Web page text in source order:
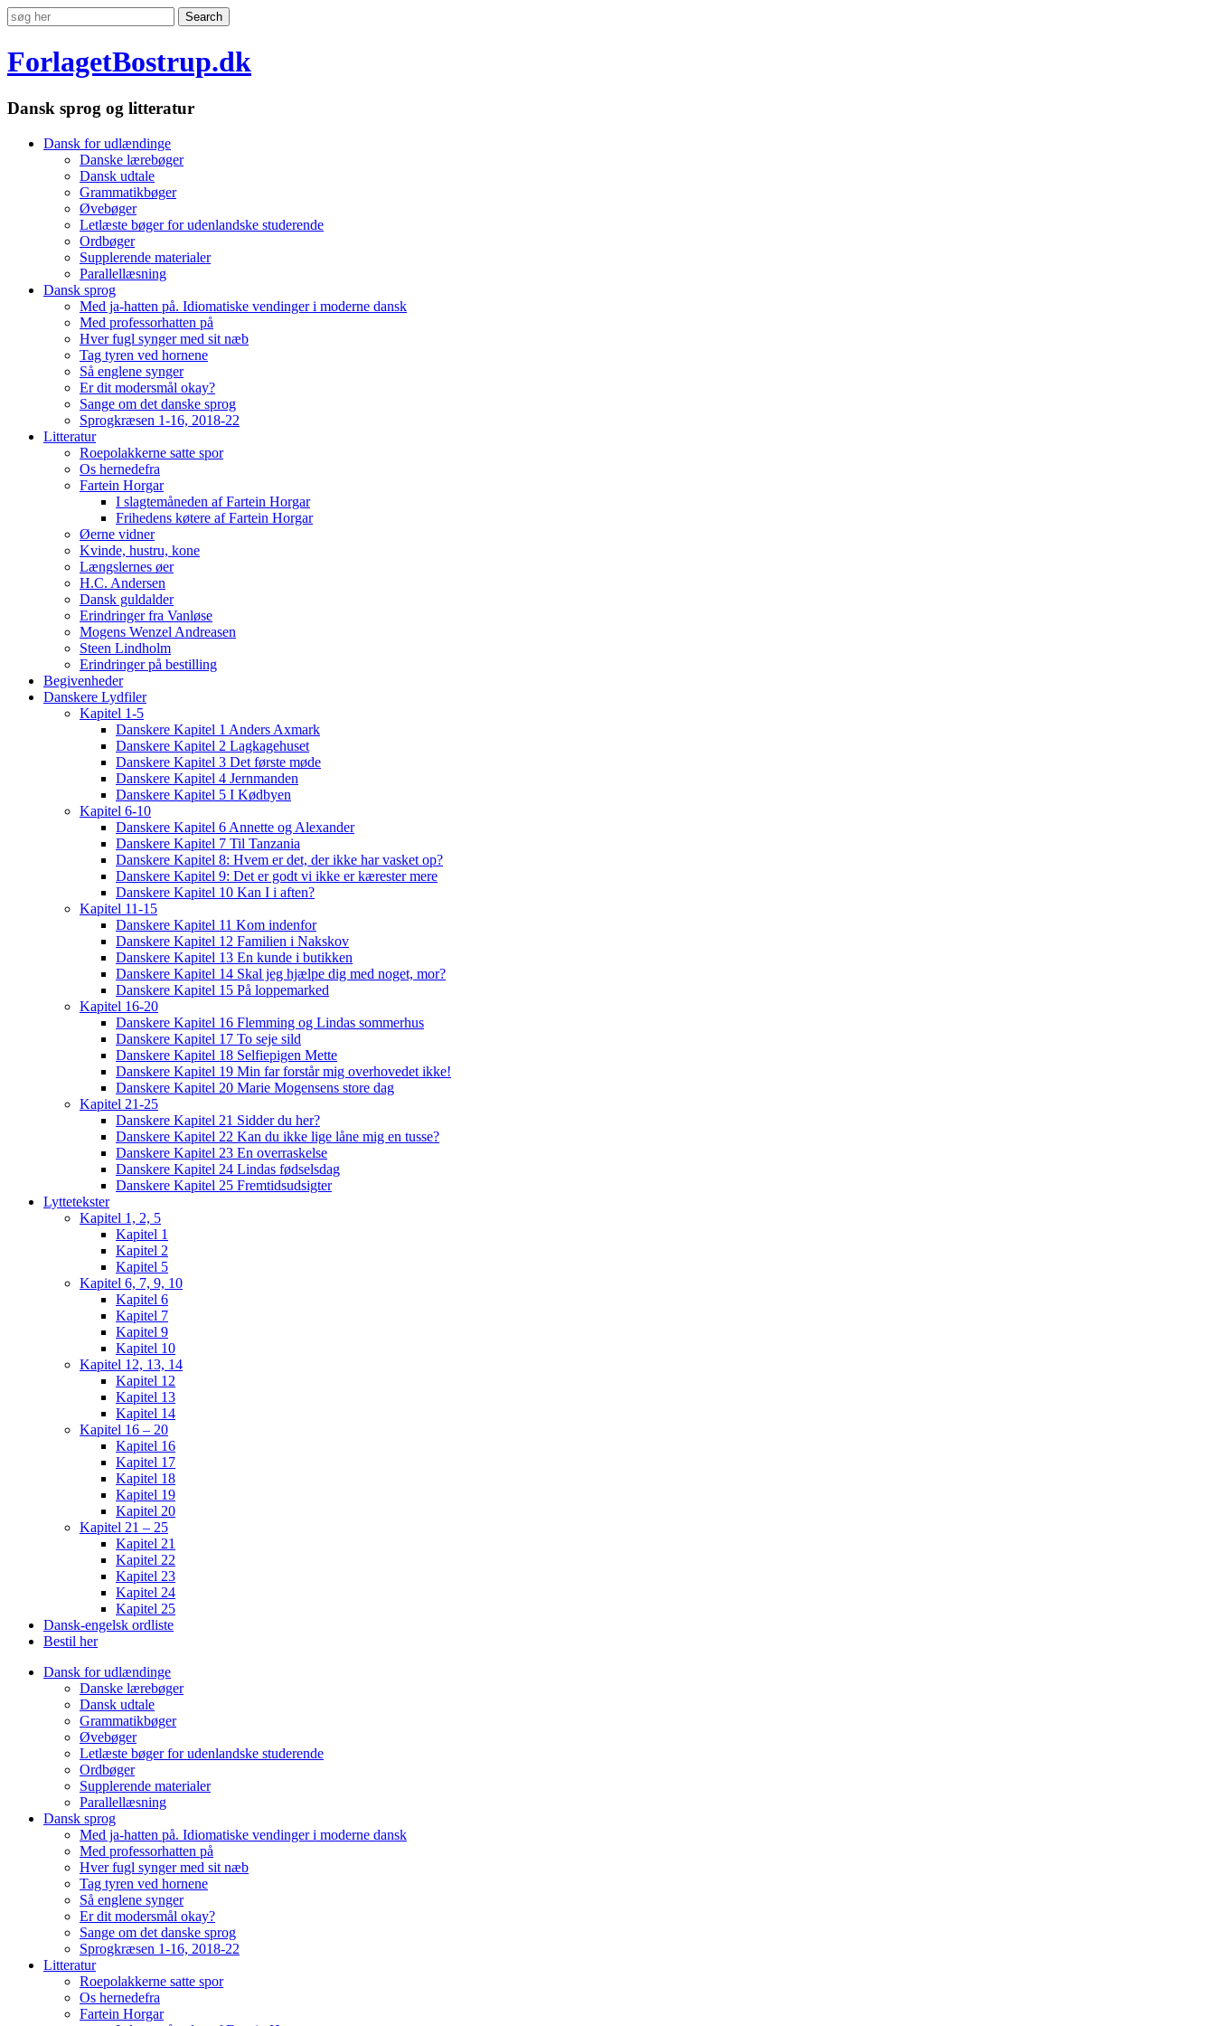
ForlagetBostrup.dk
Dansk sprog og litteratur
Dansk for udlændinge
Danske lærebøger
Dansk udtale
Grammatikbøger
Øvebøger
Letlæste bøger for udenlandske studerende
Ordbøger
Supplerende materialer
Parallellæsning
Dansk sprog
Med ja-hatten på. Idiomatiske vendinger i moderne dansk
Med professorhatten på
Hver fugl synger med sit næb
Tag tyren ved hornene
Så englene synger
Er dit modersmål okay?
Sange om det danske sprog
Sprogkræsen 1-16, 2018-22
Litteratur
Roepolakkerne satte spor
Os hernedefra
Fartein Horgar
I slagtemåneden af Fartein Horgar
Frihedens køtere af Fartein Horgar
Øerne vidner
Kvinde, hustru, kone
Længslernes øer
H.C. Andersen
Dansk guldalder
Erindringer fra Vanløse
Mogens Wenzel Andreasen
Steen Lindholm
Erindringer på bestilling
Begivenheder
Danskere Lydfiler
Kapitel 1-5
Danskere Kapitel 1 Anders Axmark
Danskere Kapitel 2 Lagkagehuset
Danskere Kapitel 3 Det første møde
Danskere Kapitel 4 Jernmanden
Danskere Kapitel 5 I Kødbyen
Kapitel 6-10
Danskere Kapitel 6 Annette og Alexander
Danskere Kapitel 7 Til Tanzania
Danskere Kapitel 8: Hvem er det, der ikke har vasket op?
Danskere Kapitel 9: Det er godt vi ikke er kærester mere
Danskere Kapitel 10 Kan I i aften?
Kapitel 11-15
Danskere Kapitel 11 Kom indenfor
Danskere Kapitel 12 Familien i Nakskov
Danskere Kapitel 13 En kunde i butikken
Danskere Kapitel 14 Skal jeg hjælpe dig med noget, mor?
Danskere Kapitel 15 På loppemarked
Kapitel 16-20
Danskere Kapitel 16 Flemming og Lindas sommerhus
Danskere Kapitel 17 To seje sild
Danskere Kapitel 18 Selfiepigen Mette
Danskere Kapitel 19 Min far forstår mig overhovedet ikke!
Danskere Kapitel 20 Marie Mogensens store dag
Kapitel 21-25
Danskere Kapitel 21 Sidder du her?
Danskere Kapitel 22 Kan du ikke lige låne mig en tusse?
Danskere Kapitel 23 En overraskelse
Danskere Kapitel 24 Lindas fødselsdag
Danskere Kapitel 25 Fremtidsudsigter
Lyttetekster
Kapitel 1, 2, 5
Kapitel 1
Kapitel 2
Kapitel 5
Kapitel 6, 7, 9, 10
Kapitel 6
Kapitel 7
Kapitel 9
Kapitel 10
Kapitel 12, 13, 14
Kapitel 12
Kapitel 13
Kapitel 14
Kapitel 16 – 20
Kapitel 16
Kapitel 17
Kapitel 18
Kapitel 19
Kapitel 20
Kapitel 21 – 25
Kapitel 21
Kapitel 22
Kapitel 23
Kapitel 24
Kapitel 25
Dansk-engelsk ordliste
Bestil her
Dansk for udlændinge
Danske lærebøger
Dansk udtale
Grammatikbøger
Øvebøger
Letlæste bøger for udenlandske studerende
Ordbøger
Supplerende materialer
Parallellæsning
Dansk sprog
Med ja-hatten på. Idiomatiske vendinger i moderne dansk
Med professorhatten på
Hver fugl synger med sit næb
Tag tyren ved hornene
Så englene synger
Er dit modersmål okay?
Sange om det danske sprog
Sprogkræsen 1-16, 2018-22
Litteratur
Roepolakkerne satte spor
Os hernedefra
Fartein Horgar